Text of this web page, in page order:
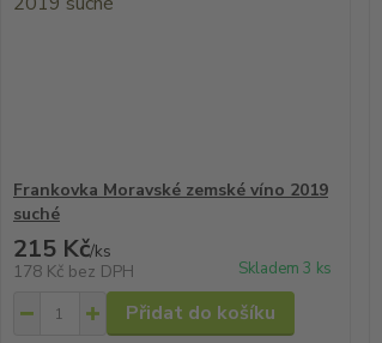
Frankovka Moravské zemské víno 2019
suché
215 Kč/ks
178 Kč bez DPH Skladem 3 ks
Přidat do košíku